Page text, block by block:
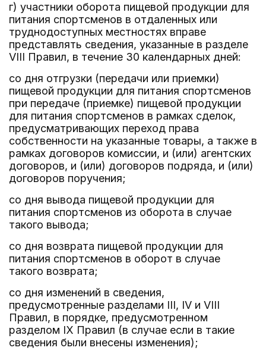
г) участники оборота пищевой продукции для
питания спортсменов в отдаленных или
труднодоступных местностях вправе
представлять сведения, указанные в разделе
VIII Правил, в течение 30 календарных дней:
со дня отгрузки (передачи или приемки)
пищевой продукции для питания спортсменов
при передаче (приемке) пищевой продукции
для питания спортсменов в рамках сделок,
предусматривающих переход права
собственности на указанные товары, а также в
рамках договоров комиссии, и (или) агентских
договоров, и (или) договоров подряда, и (или)
договоров поручения;
со дня вывода пищевой продукции для
питания спортсменов из оборота в случае
такого вывода;
со дня возврата пищевой продукции для
питания спортсменов в оборот в случае
такого возврата;
со дня изменений в сведения,
предусмотренные разделами III, IV и VIII
Правил, в порядке, предусмотренном
разделом IX Правил (в случае если в такие
сведения были внесены изменения);